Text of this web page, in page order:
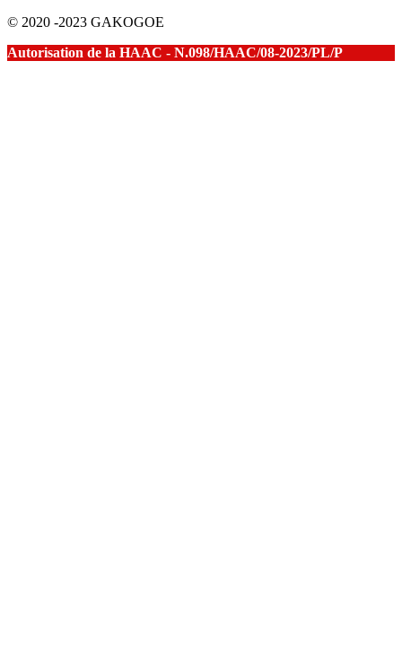
© 2020 -2023 GAKOGOE
Autorisation de la HAAC - N.098/HAAC/08-2023/PL/P